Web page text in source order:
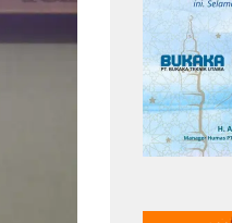
Aliran Kepercayaan Masyarakat